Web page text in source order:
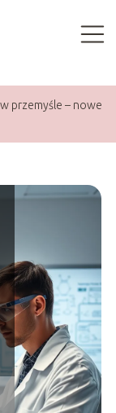
przemyśle – nowe